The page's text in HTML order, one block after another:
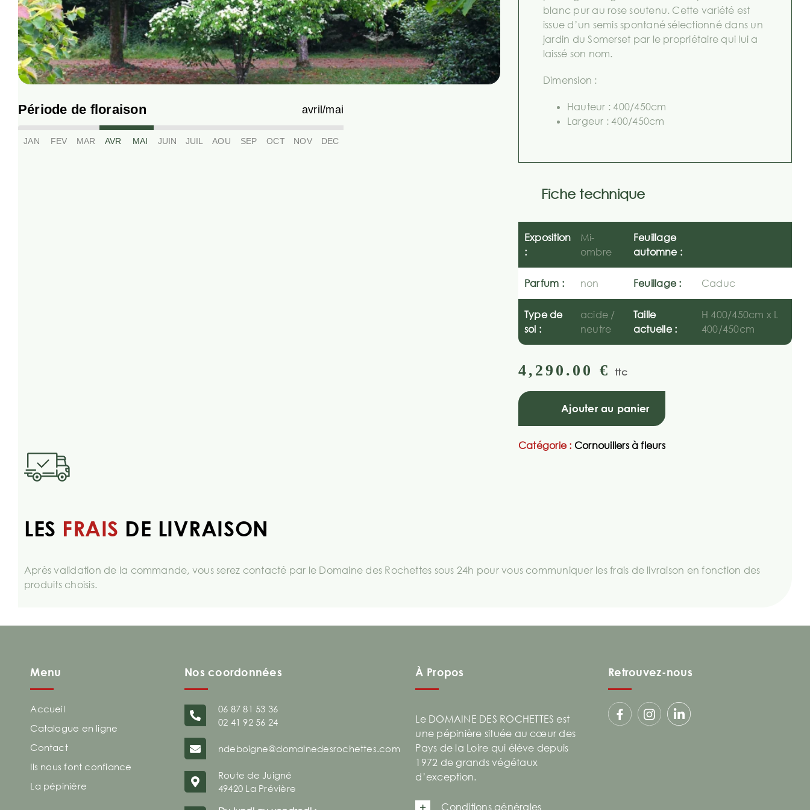
Période de floraison avril/mai
JAN FEV MAR AVR MAI JUIN JUIL AOU SEP OCT NOV DEC
blanc pur au rose soutenu. Cette variété est
issue d’un semis spontané sélectionné dans un
jardin du Somerset par le propriétaire qui lui a
laissé son nom.
Dimension :
Hauteur : 400/450cm
Largeur : 400/450cm
Fiche technique
Exposition
:
Mi-
ombre
Feuillage
automne :
Parfum : non Feuillage : Caduc
Type de
sol :
acide /
neutre
Taille
actuelle :
H 400/450cm x L
400/450cm
4,290.00 € ttc
Ajouter au panier
Catégorie : Cornouillers à fleurs
LES FRAIS DE LIVRAISON
Après validation de la commande, vous serez contacté par le Domaine des Rochettes sous 24h pour vous communiquer les frais de livraison en fonction des
produits choisis.
Menu
Accueil
Catalogue en ligne
Contact
Ils nous font confiance
La pépinière
Nos coordonnées
06 87 81 53 36
02 41 92 56 24
ndeboigne@domainedesrochettes.com
Route de Juigné
49420 La Prévière
À Propos
Le DOMAINE DES ROCHETTES est
une pépinière située au cœur des
Pays de la Loire qui élève depuis
1972 de grands végétaux
d’exception.
Conditions générales
Retrouvez-nous